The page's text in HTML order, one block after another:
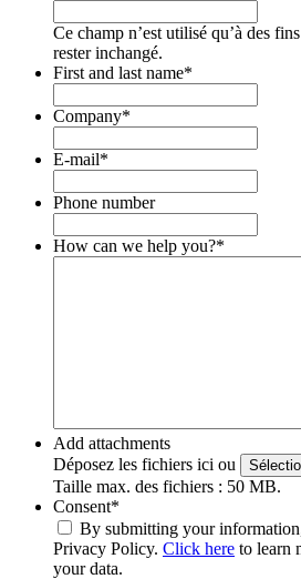
Ce champ n’est utilisé qu’à des
rester inchangé.
First and last name*
Company*
E-mail*
Phone number
How can we help you?*
Add attachments
Déposez les fichiers ici ou
Taille max. des fichiers : 50 MB.
Consent*
By submitting your
Privacy Policy. Click here to learn
your data.